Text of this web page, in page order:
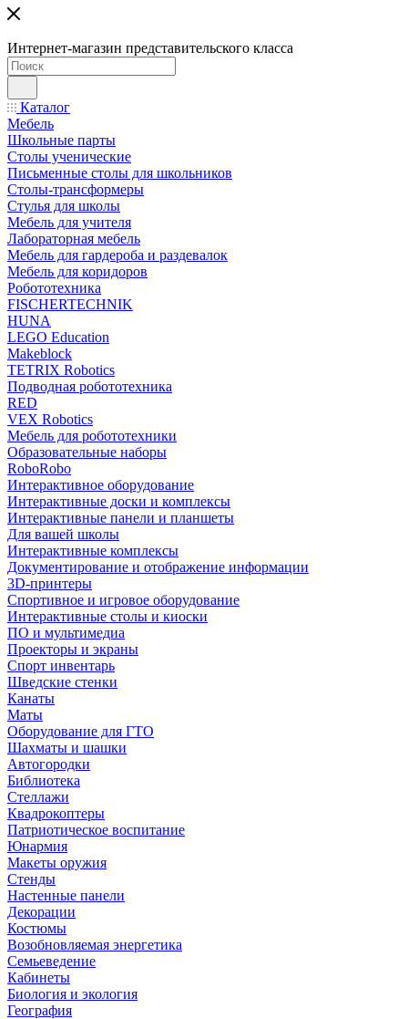
Интернет-магазин представительского класса
Каталог
Мебель
Школьные парты
Столы ученические
Письменные столы для школьников
Столы-трансформеры
Стулья для школы
Мебель для учителя
Лабораторная мебель
Мебель для гардероба и раздевалок
Мебель для коридоров
Робототехника
FISCHERTECHNIK
HUNA
LEGO Education
Makeblock
TETRIX Robotics
Подводная робототехника
RED
VEX Robotics
Мебель для робототехники
Образовательные наборы
RoboRobo
Интерактивное оборудование
Интерактивные доски и комплексы
Интерактивные панели и планшеты
Для вашей школы
Интерактивные комплексы
Документирование и отображение информации
3D-принтеры
Спортивное и игровое оборудование
Интерактивные столы и киоски
ПО и мультимедиа
Проекторы и экраны
Спорт инвентарь
Шведские стенки
Канаты
Маты
Оборудование для ГТО
Шахматы и шашки
Автогородки
Библиотека
Стеллажи
Квадрокоптеры
Патриотическое воспитание
Юнармия
Макеты оружия
Стенды
Настенные панели
Декорации
Костюмы
Возобновляемая энергетика
Семьеведение
Кабинеты
Биология и экология
География